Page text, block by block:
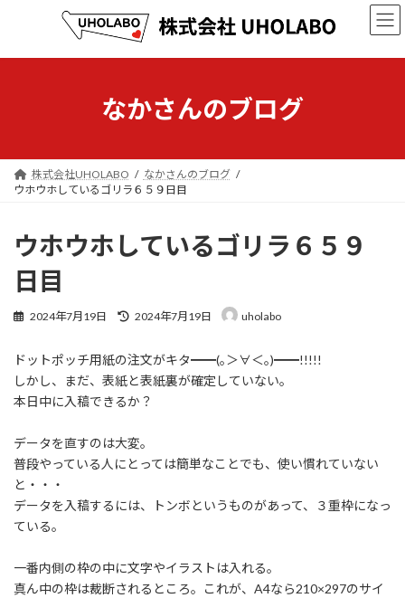
ン
ー
なかさんのブログ
株式会社UHOLABO
なかさんのブログ
ウホウホしているゴリラ６５９日目
ウホウホしているゴリラ６５９
日目
2024年7月19日
最
新
日
時
:
2024年7月19日 uholabo
ドットポッチ用紙の注文がキタ━━(｡＞∀＜｡)━━!!!!!
しかし、まだ、表紙と表紙裏が確定していない。
本日中に入稿できるか？
データを直すのは大変。
普段やっている人にとっては簡単なことでも、使い慣れていない
と・・・
データを入稿するには、トンボというものがあって、３重枠になっ
ている。
一番内側の枠の中に文字やイラストは入れる。
真ん中の枠は裁断されるところ。これが、A4なら210×297のサイ